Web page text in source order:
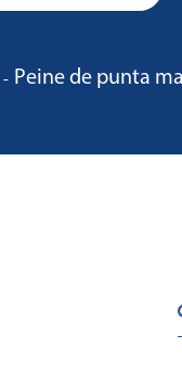
Peine de punta